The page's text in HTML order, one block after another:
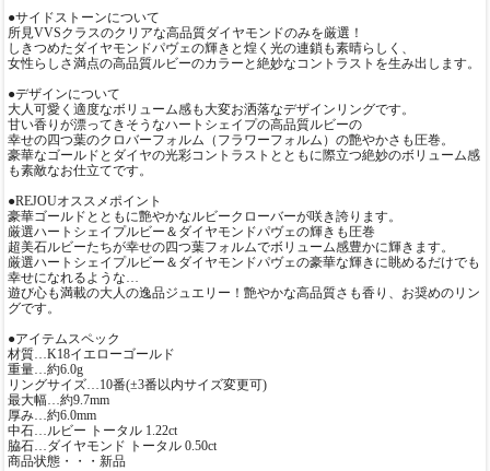
●サイドストーンについて
所見VVSクラスのクリアな高品質ダイヤモンドのみを厳選！
しきつめたダイヤモンドパヴェの輝きと煌く光の連鎖も素晴らしく、
女性らしさ満点の高品質ルビーのカラーと絶妙なコントラストを生み出します。
●デザインについて
大人可愛く適度なボリューム感も大変お洒落なデザインリングです。
甘い香りが漂ってきそうなハートシェイプの高品質ルビーの
幸せの四つ葉のクロバーフォルム（フラワーフォルム）の艶やかさも圧巻。
豪華なゴールドとダイヤの光彩コントラストとともに際立つ絶妙のボリューム感
も素敵なお仕立てです。
●REJOUオススメポイント
豪華ゴールドとともに艶やかなルビークローバーが咲き誇ります。
厳選ハートシェイプルビー＆ダイヤモンドパヴェの輝きも圧巻
超美石ルビーたちが幸せの四つ葉フォルムでボリューム感豊かに輝きます。
厳選ハートシェイプルビー＆ダイヤモンドパヴェの豪華な輝きに眺めるだけでも
幸せになれるような…
遊び心も満載の大人の逸品ジュエリー！艶やかな高品質さも香り、お奨めのリン
グです。
●アイテムスペック
材質…K18イエローゴールド
重量…約6.0g
リングサイズ…10番(±3番以内サイズ変更可)
最大幅…約9.7mm
厚み…約6.0mm
中石…ルビー トータル 1.22ct
脇石…ダイヤモンド トータル 0.50ct
商品状態・・・新品